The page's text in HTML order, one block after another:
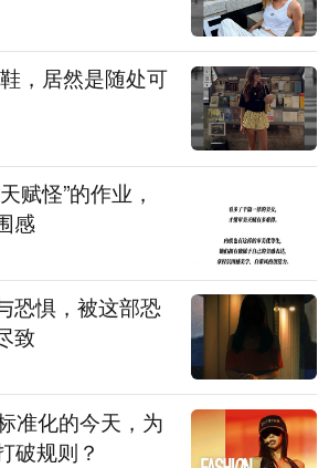
，居然是随处可
赋怪”的作业，
感
恐惧，被这部恐
致
准化的今天，为
破规则？